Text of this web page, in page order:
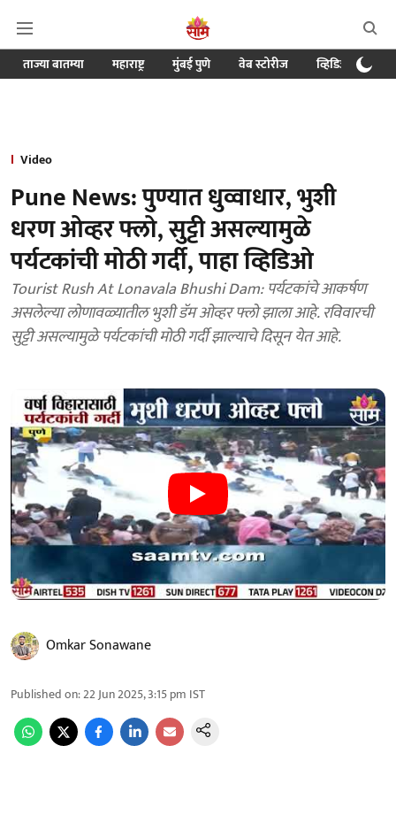
ताज्या बातम्या महाराष्ट्र मुंबई पुणे वेब स्टोरीज व्हिडिओ
Video
Pune News: पुण्यात धुव्वाधार, भुशी
धरण ओव्हर फ्लो, सुट्टी असल्यामुळे
पर्यटकांची मोठी गर्दी, पाहा व्हिडिओ
Tourist Rush At Lonavala Bhushi Dam: पर्यटकांचे आकर्षण
असलेल्या लोणावळ्यातील भुशी डॅम ओव्हर फ्लो झाला आहे. रविवारची
सुट्टी असल्यामुळे पर्यटकांची मोठी गर्दी झाल्याचे दिसून येत आहे.
Omkar Sonawane
Published on:22 Jun 2025, 3:15 pm IST